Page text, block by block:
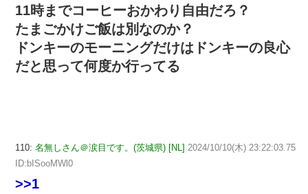
11時までコーヒーおかわり自由だろ？
たまごかけご飯は別なのか？
ドンキーのモーニングだけはドンキーの良心
だと思って何度か行ってる
110: 名無しさん＠涙目です。(茨城県) [NL] 2024/10/10(木) 23:22:03.75
ID:bISooMWl0
>>1